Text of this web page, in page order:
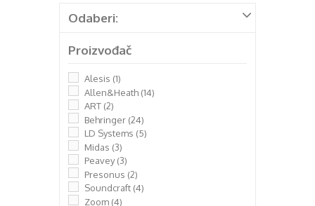
Odaberi:
Proizvođač
Alesis (1)
Allen&Heath (14)
ART (2)
Behringer (24)
LD Systems (5)
Midas (3)
Peavey(3)
Presonus (2)
Soundcraft (4)
Zoom (4)